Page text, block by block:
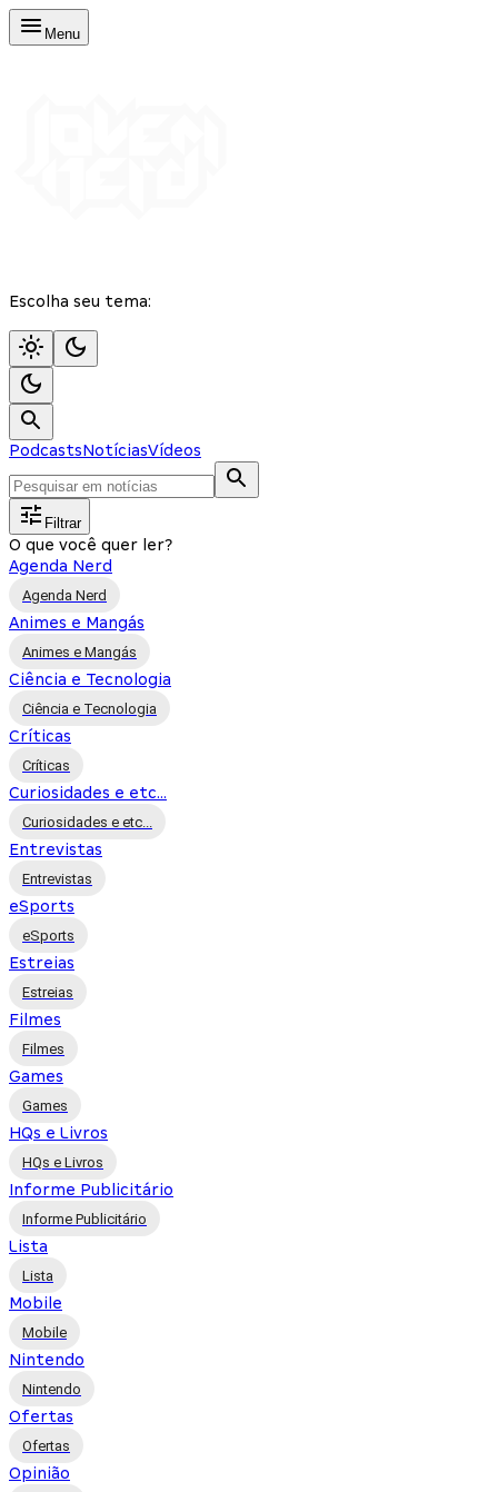
Menu
Escolha seu tema:
PodcastsNotíciasVídeos
Filtrar
O que você quer ler?
Agenda Nerd
Agenda Nerd
Animes e Mangás
Animes e Mangás
Ciência e Tecnologia
Ciência e Tecnologia
Críticas
Críticas
Curiosidades e etc...
Curiosidades e etc...
Entrevistas
Entrevistas
eSports
eSports
Estreias
Estreias
Filmes
Filmes
Games
Games
HQs e Livros
HQs e Livros
Informe Publicitário
Informe Publicitário
Lista
Lista
Mobile
Mobile
Nintendo
Nintendo
Ofertas
Ofertas
Opinião